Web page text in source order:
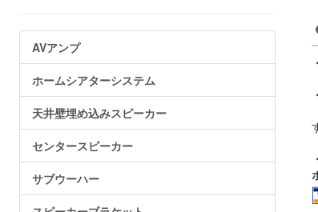
AVアンプ
ホームシアターシステム
天井壁埋め込みスピーカー
センタースピーカー
サブウーハー